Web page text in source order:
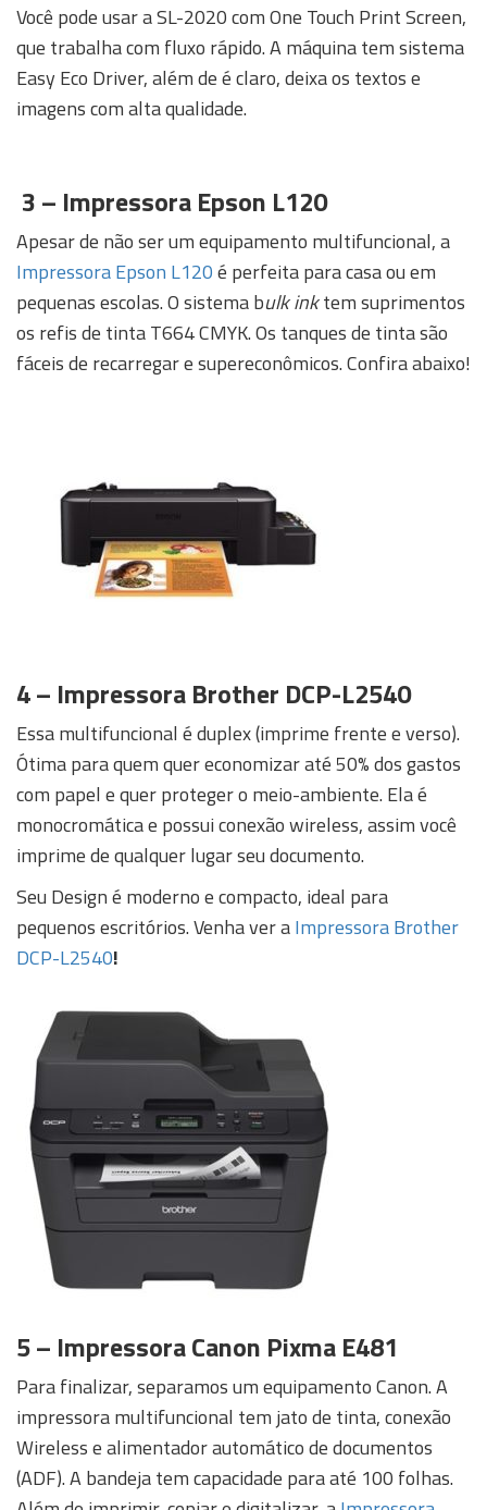
Você pode usar a SL-2020 com One Touch Print Screen,
que trabalha com fluxo rápido. A máquina tem sistema
Easy Eco Driver, além de é claro, deixa os textos e
imagens com alta qualidade.
3 – Impressora Epson L120
Apesar de não ser um equipamento multifuncional, a
Impressora Epson L120é perfeita para casa ou em
pequenas escolas. O sistema bulk inktem suprimentos
os refis de tinta T664 CMYK. Os tanques de tinta são
fáceis de recarregar e supereconômicos. Confira abaixo!
4 – Impressora Brother DCP-L2540
Essa multifuncional é duplex (imprime frente e verso).
Ótima para quem quer economizar até 50% dos gastos
com papel e quer proteger o meio-ambiente. Ela é
monocromática e possui conexão wireless, assim você
imprime de qualquer lugar seu documento.
Seu Design é moderno e compacto, ideal para
pequenos escritórios. Venha ver aImpressora Brother
DCP-L2540!
5 – Impressora Canon Pixma E481
Para finalizar, separamos um equipamento Canon. A
impressora multifuncional tem jato de tinta, conexão
Wireless e alimentador automático de documentos
(ADF). A bandeja tem capacidade para até 100 folhas.